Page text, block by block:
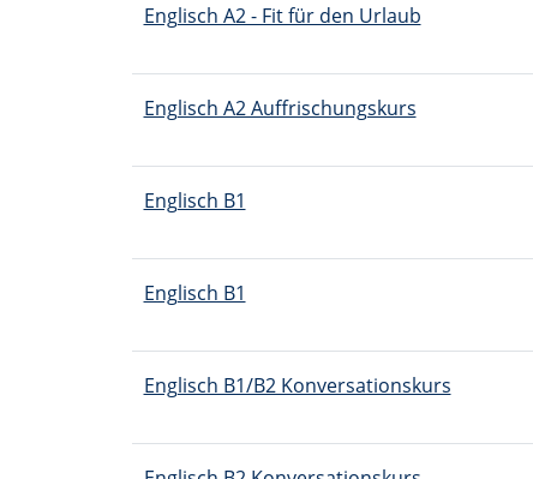
Englisch A2 - Fit für den Urlaub
Englisch A2 Auffrischungskurs
Englisch B1
Englisch B1
Englisch B1/B2 Konversationskurs